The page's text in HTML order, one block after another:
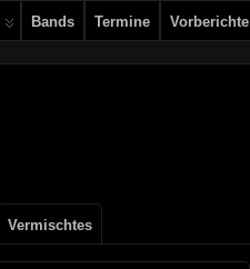
Bands Termine Vorberichte
Vermischtes